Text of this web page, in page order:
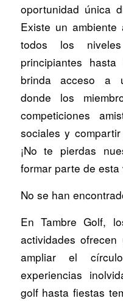
oportunidad única
Existe un
todos los
principiantes
brinda acceso a
donde los
competiciones
sociales y
¡No te pierdas
formar parte de
No se han
En Tambre Golf,
actividades
ampliar el
experiencias
golf hasta fiestas